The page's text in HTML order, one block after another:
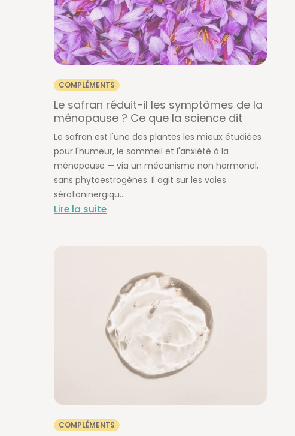
COMPLÉMENTS
Le safran réduit-il les symptômes de la
ménopause ? Ce que la science dit
Le safran est l'une des plantes les mieux étudiées
pour l'humeur, le sommeil et l'anxiété à la
ménopause — via un mécanisme non hormonal,
sans phytoestrogènes. Il agit sur les voies
sérotoninergiqu...
Lire la suite
COMPLÉMENTS